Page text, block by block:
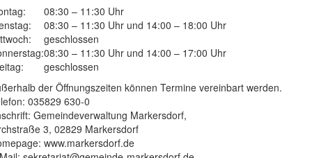
08:30 – 11:30 Uhr
08:30 – 11:30 Uhr und 14:00 – 18:00 Uhr
geschlossen
08:30 – 11:30 Uhr und 14:00 – 17:00 Uhr
geschlossen
der Öffnungszeiten können Termine vereinbart werden.
035829 630-0
Gemeindeverwaltung Markersdorf,
3, 02829 Markersdorf
www.markersdorf.de